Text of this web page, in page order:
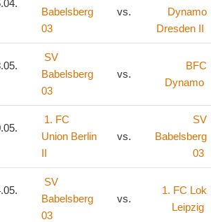
Babelsberg
03
vs.
Dynamo
Dresden II
SV
Babelsberg
03
vs.
BFC
Dynamo
1. FC
Union Berlin
II
vs.
SV
Babelsberg
03
SV
Babelsberg
03
vs.
1. FC Lok
Leipzig